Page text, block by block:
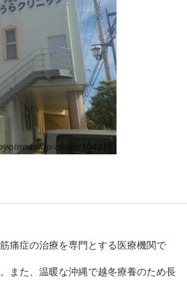
痛症の治療を専門とする医療機関で
また、温暖な沖縄で越冬療養のため長